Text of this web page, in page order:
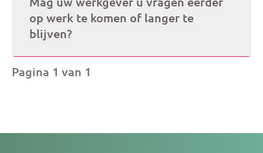
op werk te komen of langer te
blijven?
Pagina 1 van 1